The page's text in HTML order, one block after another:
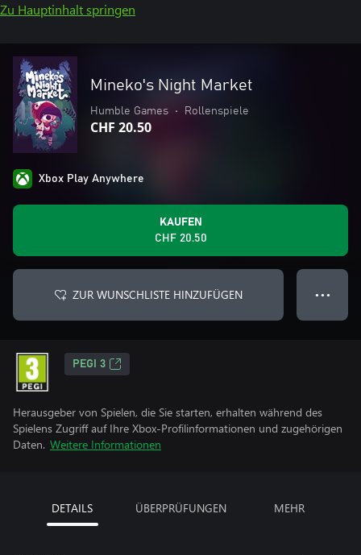
Zu Hauptinhalt springen
Mineko's Night Market
Humble Games • Rollenspiele
CHF 20.50
Xbox Play Anywhere
KAUFEN
CHF 20.50
ZUR WUNSCHLISTE HINZUFÜGEN ● ● ●
PEGI 3
Herausgeber von Spielen, die Sie starten, erhalten während des
Spielens Zugriff auf Ihre Xbox-Profilinformationen und zugehörigen
Daten. Weitere Informationen
DETAILS ÜBERPRÜFUNGEN MEHR